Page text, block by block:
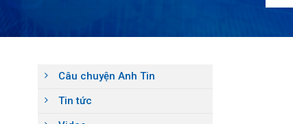
Câu chuyện Anh Tin
Tin tức